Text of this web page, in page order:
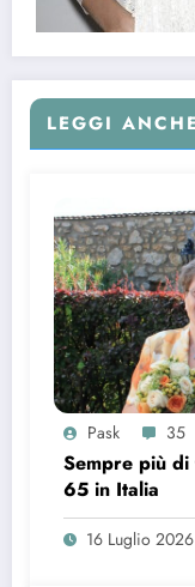
LEGGI ANCHE
Pask 35
Sempre più
65 in Italia
16 Luglio 2026